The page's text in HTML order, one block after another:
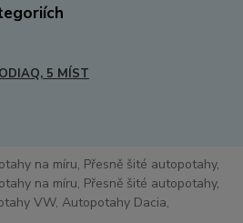
5 MÍST
na míru, Přesně šité autopotahy,
na míru, Přesně šité autopotahy,
VW, Autopotahy Dacia,